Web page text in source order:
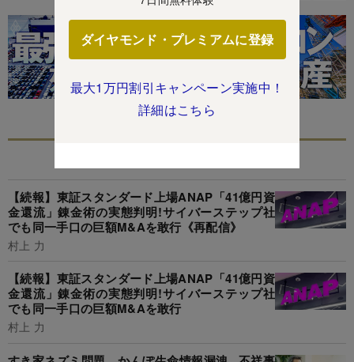
ダイヤモンド・プレミアムに登録
最大1万円割引キャンペーン実施中！
詳細はこちら
【続報】東証スタンダード上場ANAP「41億円資
金還流」錬金術の実態判明!サイバーステップ社
でも同一手口の巨額M&Aを敢行《再配信》
村上 力
【続報】東証スタンダード上場ANAP「41億円資
金還流」錬金術の実態判明!サイバーステップ社
でも同一手口の巨額M&Aを敢行
村上 力